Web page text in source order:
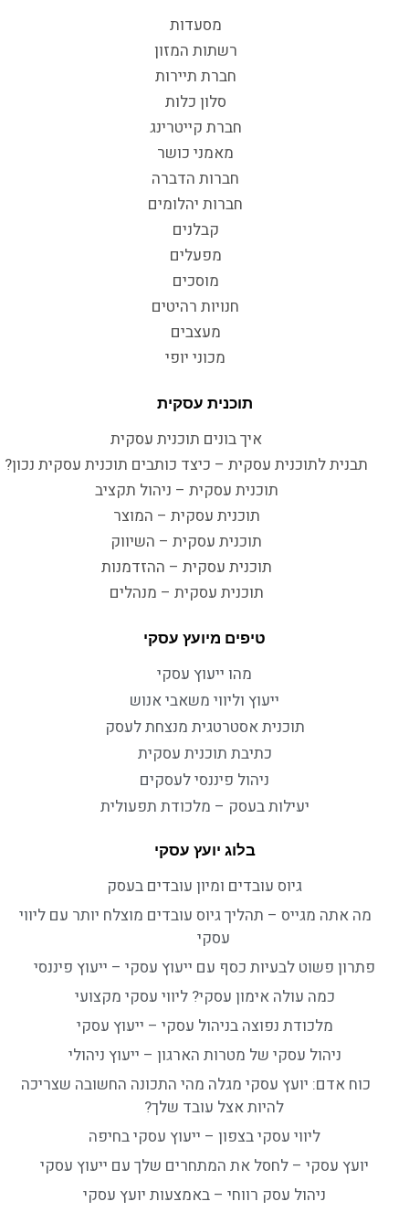
מסעדות
רשתות המזון
חברת תיירות
סלון כלות
חברת קייטרינג
מאמני כושר
חברות הדברה
חברות יהלומים
קבלנים
מפעלים
מוסכים
חנויות רהיטים
מעצבים
מכוני יופי
תוכנית עסקית
איך בונים תוכנית עסקית
תבנית לתוכנית עסקית – כיצד כותבים תוכנית עסקית נכון?
תוכנית עסקית – ניהול תקציב
תוכנית עסקית – המוצר
תוכנית עסקית – השיווק
תוכנית עסקית – ההזדמנות
תוכנית עסקית – מנהלים
טיפים מיועץ עסקי
מהו ייעוץ עסקי
ייעוץ וליווי משאבי אנוש
תוכנית אסטרטגית מנצחת לעסק
כתיבת תוכנית עסקית
ניהול פיננסי לעסקים
יעילות בעסק – מלכודת תפעולית
בלוג יועץ עסקי
גיוס עובדים ומיון עובדים בעסק
מה אתה מגייס – תהליך גיוס עובדים מוצלח יותר עם ליווי
עסקי
פתרון פשוט לבעיות כסף עם ייעוץ עסקי – ייעוץ פיננסי
כמה עולה אימון עסקי? ליווי עסקי מקצועי
מלכודת נפוצה בניהול עסקי – ייעוץ עסקי
ניהול עסקי של מטרות הארגון – ייעוץ ניהולי
כוח אדם: יועץ עסקי מגלה מהי התכונה החשובה שצריכה
להיות אצל עובד שלך?
ליווי עסקי בצפון – ייעוץ עסקי בחיפה
יועץ עסקי – לחסל את המתחרים שלך עם ייעוץ עסקי
ניהול עסק רווחי – באמצעות יועץ עסקי